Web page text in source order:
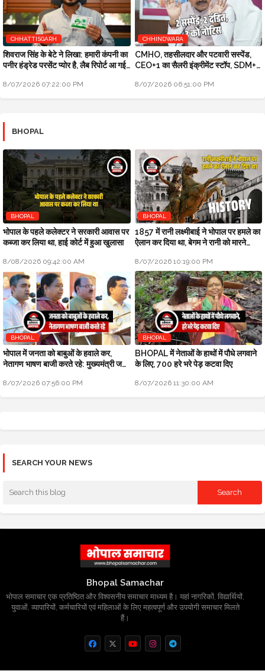
CHHATTISGARH
शिवराज सिंह के बेटे ने लिखा: हमारी कंपनी का
पनीर हंड्रेड परसेंट प्योर है, लैब रिपोर्ट आ गई
8/07/2026 07:22:00 PM
CHHINDWARA
CMHO, तहसीलदार और पटवारी सस्पेंड,
CEO+1 का सैलरी इंक्रीमेंट स्टॉप, SDM+2
8/07/2026 06:51:00 PM
BHOPAL
BHOPAL
भोपाल के पहले कलेक्टर ने सरकारी आवास पर
कब्जा कर लिया था, हाई कोर्ट में हुआ खुलासा
8/08/2026 09:42:00 AM
BHOPAL
1857 में रानी लक्ष्मीबाई ने भोपाल पर हमले का
ऐलान कर दिया था, बेगम ने रानी को मारने
8/07/2026 10:19:00 PM
BHOPAL
भोपाल में जनता को बाबुओं के हवाले कर,
नेतागण भाषण बाजी करते रहे: मुख्यमंत्री जन
8/07/2026 07:56:00 PM
BHOPAL
BHOPAL में नेताओं के हाथों में पौधे लगवाने
के लिए, 700 हरे भरे पेड़ कटवा दिए
8/07/2026 11:30:00 AM
SEARCH YOUR NEWS
Bhopal Samachar
भोपाल समाचार एक प्रतिष्ठित और विश्वसनीय समाचार माध्यम है। यहां नागरिकों, विद्यार्थियों,
युवाओं, व्यापारियों, कर्मचारियों एवं महिलाओं के लिए महत्वपूर्ण और उपयोगी समाचार मिलते
हैं।